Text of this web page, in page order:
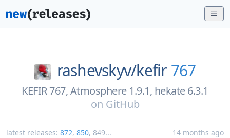
rashevskyv/kefir 767
KEFIR 767, Atmosphere 1.9.1, hekate 6.3.1
on GitHub
latest releases: 872, 850, 849... 14 months ago